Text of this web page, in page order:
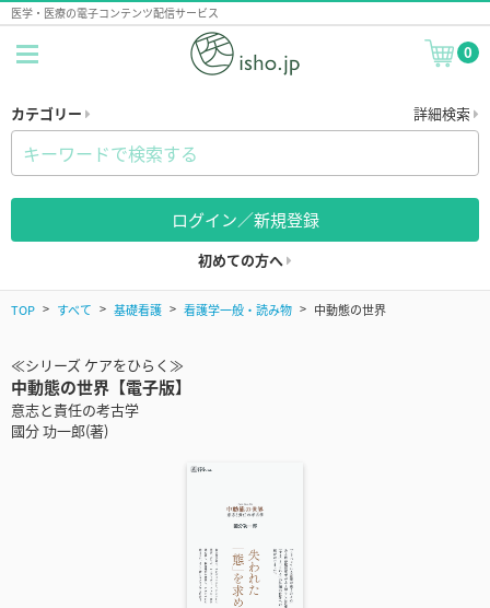
医学・医療の電子コンテンツ配信サービス
0
カテゴリー 詳細検索
ログイン／新規登録
初めての方へ
TOP すべて 基礎看護 看護学一般・読み物 中動態の世界
≪シリーズ ケアをひらく≫
中動態の世界【電子版】
意志と責任の考古学
國分 功一郎(著)